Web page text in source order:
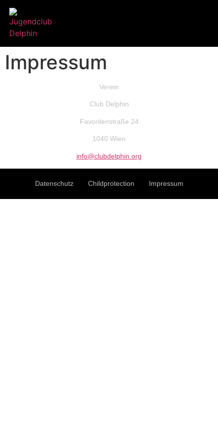
Impressum
Verein
Club Delphin
Favoritenstraße 24
1040 Wien
info@clubdelphin.org
Datenschutz Childprotection Impressum